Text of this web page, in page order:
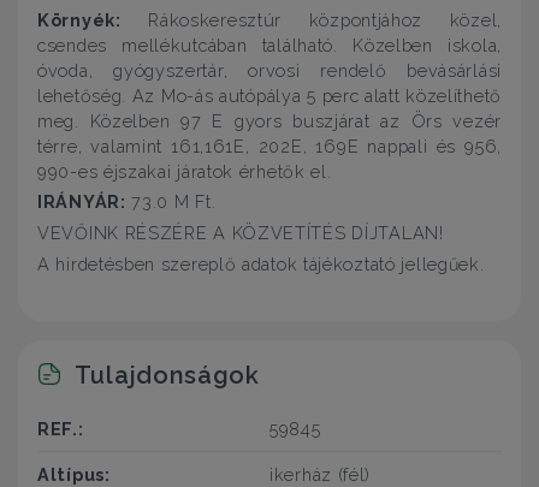
Környék: Rákoskeresztúr központjához közel,
csendes mellékutcában található. Közelben iskola,
óvoda, gyógyszertár, orvosi rendelő bevásárlási
lehetőség. Az Mo-ás autópálya 5 perc alatt közelíthető
meg. Közelben 97 E gyors buszjárat az Örs vezér
térre, valamint 161,161E, 202E, 169E nappali és 956,
990-es éjszakai járatok érhetők el.
IRÁNYÁR: 73.0 M Ft.
VEVŐINK RÉSZÉRE A KÖZVETÍTÉS DÍJTALAN!
A hirdetésben szereplő adatok tájékoztató jellegűek.
Tulajdonságok
REF.: 59845
Altípus: ikerház (fél)